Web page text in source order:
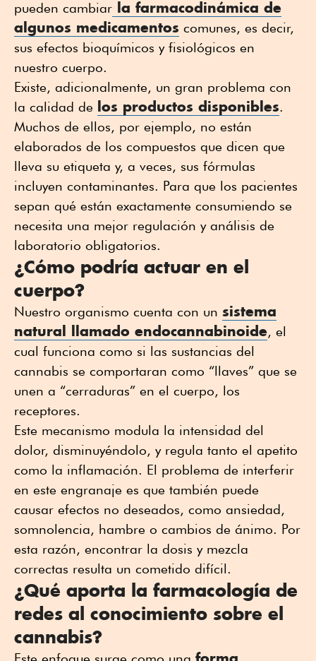
pueden cambiar la farmacodinámica de
algunos medicamentos comunes, es decir,
sus efectos bioquímicos y fisiológicos en
nuestro cuerpo.
Existe, adicionalmente, un gran problema con
la calidad de los productos disponibles.
Muchos de ellos, por ejemplo, no están
elaborados de los compuestos que dicen que
lleva su etiqueta y, a veces, sus fórmulas
incluyen contaminantes. Para que los pacientes
sepan qué están exactamente consumiendo se
necesita una mejor regulación y análisis de
laboratorio obligatorios.
¿Cómo podría actuar en el
cuerpo?
Nuestro organismo cuenta con un sistema
natural llamado endocannabinoide, el
cual funciona como si las sustancias del
cannabis se comportaran como “llaves” que se
unen a “cerraduras” en el cuerpo, los
receptores.
Este mecanismo modula la intensidad del
dolor, disminuyéndolo, y regula tanto el apetito
como la inflamación. El problema de interferir
en este engranaje es que también puede
causar efectos no deseados, como ansiedad,
somnolencia, hambre o cambios de ánimo. Por
esta razón, encontrar la dosis y mezcla
correctas resulta un cometido difícil.
¿Qué aporta la farmacología de
redes al conocimiento sobre el
cannabis?